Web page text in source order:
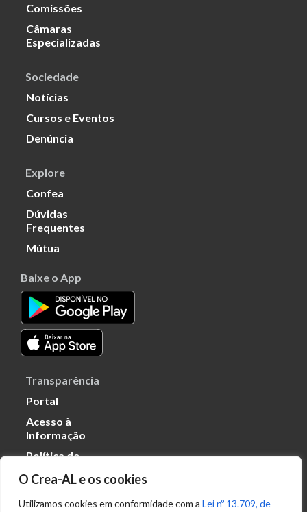
O Crea-AL e os cookies
Utilizamos cookies em conformidade com a Lei nº 13.709, de
Comissões
Câmaras
Especializadas
Sociedade
Notícias
Cursos e Eventos
Denúncia
Explore
Confea
Dúvidas
Frequentes
Mútua
Baixe o App
Transparência
Portal
Acesso à
Informação
Política de
Dados